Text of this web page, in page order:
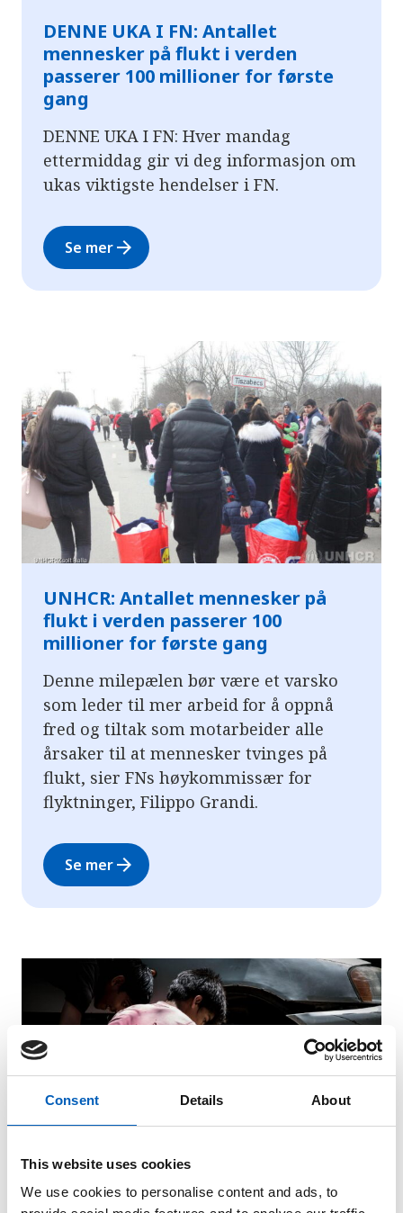
Consent Details About
This website uses cookies
We use cookies to personalise content and ads, to
DENNE UKA I FN: Antallet
mennesker på flukt i verden
passerer 100 millioner for første
gang
DENNE UKA I FN: Hver mandag
ettermiddag gir vi deg informasjon om
ukas viktigste hendelser i FN.
Se merarrow_forward
UNHCR: Antallet mennesker på
flukt i verden passerer 100
millioner for første gang
Denne milepælen bør være et varsko
som leder til mer arbeid for å oppnå
fred og tiltak som motarbeider alle
årsaker til at mennesker tvinges på
flukt, sier FNs høykommissær for
flyktninger, Filippo Grandi.
Se merarrow_forward